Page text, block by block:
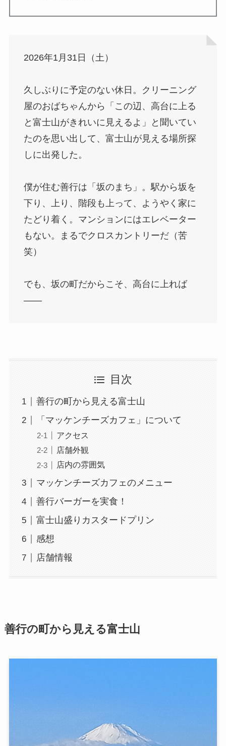
2026年1月31日（土）
久しぶりに予定のない休日。クリーニング
屋のおばちゃんから「この辺、高台に上る
と富士山がきれいに見えるよ」と聞いてい
たのを思い出して、富士山が見える場所探
しに出発した。
僕が住む善行は「坂のまち」。駅から坂を
下り、上り、階段も上って、ようやく家に
たどり着く。マンションにはエレベーター
もない。まるでクロスカントリーだ（苦
笑）
でも、坂の町だからこそ、高台に上れば
——
目次
善行の町から見える富士山
「マッケンチーズカフェ」について
アクセス
店舗外観
店内の雰囲気
マッケンチーズカフェのメニュー
善行バーガーを実食！
富士山盛りカスタードプリン
感想
店舗情報
善行の町から見える富士山